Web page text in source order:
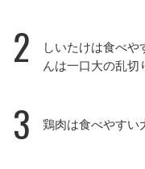
2
しいたけは食べや
んは一口大の乱切
3 鶏肉は食べやすい